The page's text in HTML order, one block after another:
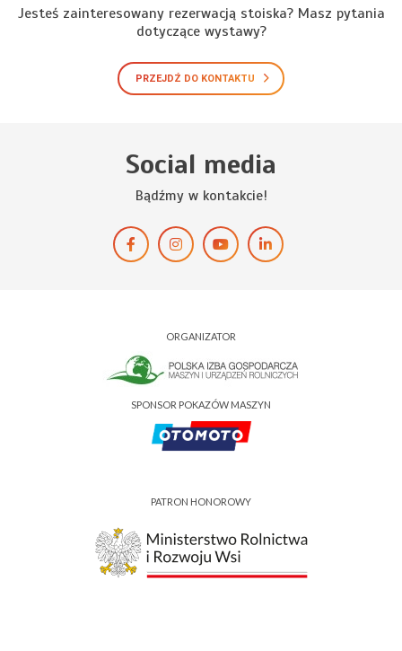
Jesteś zainteresowany rezerwacją stoiska? Masz pytania
dotyczące wystawy?
PRZEJDŹ DO KONTAKTU
Social media
Bądźmy w kontakcie!
ORGANIZATOR
SPONSOR POKAZÓW MASZYN
PATRON HONOROWY